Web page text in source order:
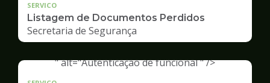
SERVICO
Listagem de Documentos Perdidos
Secretaria de Segurança
" alt="Autenticação de funcional " />